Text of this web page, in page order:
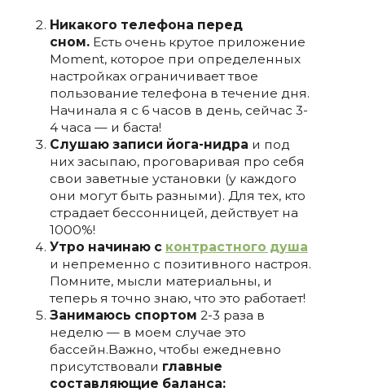
Никакого телефона перед
сном.Есть очень крутое приложение
Moment, которое при определенных
настройках ограничивает твое
пользование телефона в течение дня.
Начинала я с 6 часов в день, сейчас 3-
4 часа — и баста!
Слушаю записи йога-нидра и под
них засыпаю, проговаривая про себя
свои заветные установки (у каждого
они могут быть разными). Для тех, кто
страдает бессонницей, действует на
1000%!
Утро начинаю с контрастного душа
и непременно с позитивного настроя.
Помните, мысли материальны, и
теперь я точно знаю, что это работает!
Занимаюсь спортом 2-3 раза в
неделю — в моем случае это
бассейн.Важно, чтобы ежедневно
присутствовали главные
составляющие баланса: